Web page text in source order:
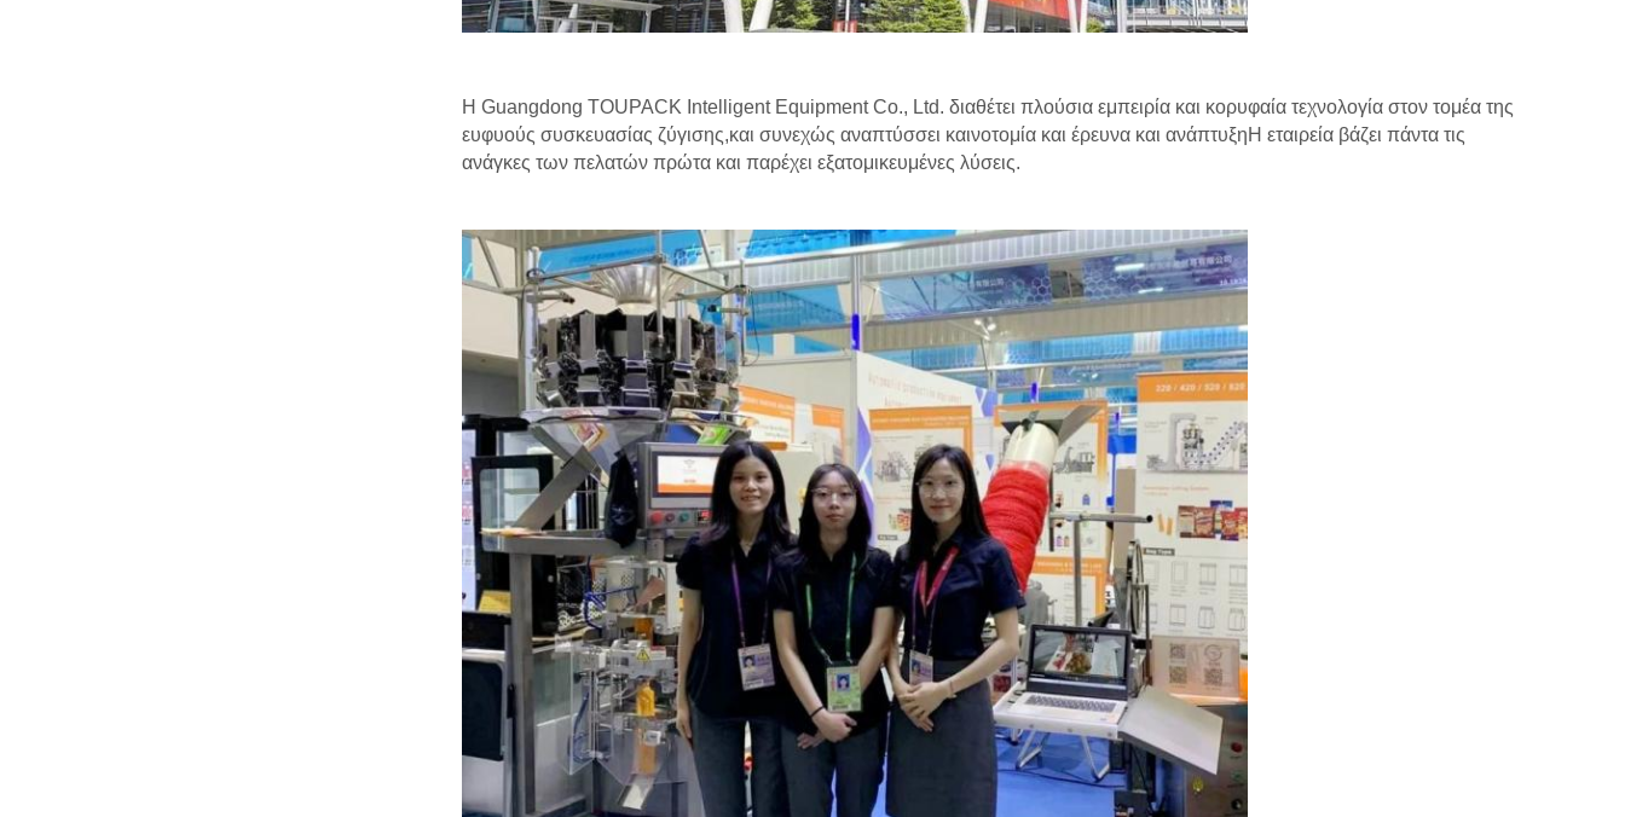
Η Guangdong TOUPACK Intelligent Equipment Co., Ltd. διαθέτει πλούσια εμπειρία και κορυφαία τεχνολογία στον τομέα της
ευφυούς συσκευασίας ζύγισης,και συνεχώς αναπτύσσει καινοτομία και έρευνα και ανάπτυξηΗ εταιρεία βάζει πάντα τις
ανάγκες των πελατών πρώτα και παρέχει εξατομικευμένες λύσεις.